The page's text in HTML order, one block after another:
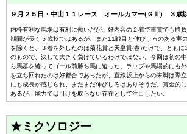
９月２５日・中山１１レース オールカマー(ＧⅡ) ３歳
内枠有利な馬場は有利に働いだが、好内容の２着で重賞でも勝
期間が長く５歳秋ではあるが、まだ11戦目と伸びしろのある実
を除くと、３着を外したのは菊花賞と天皇賞(春)だけで、とも
のもので、決して大きく負けているわけではない。今回は初の
ら馬群を縫ってゴール前勝ち馬に迫った。ラップや馬場的にも
を立ち回れたのは好都合であったが、直線坂上からの末脚は際
にも成長が感じられ、まだまだ伸びしろはありそうだ。賞金的
あるが、能力では引けを取らない存在として注目したい。
★ミクソロジー